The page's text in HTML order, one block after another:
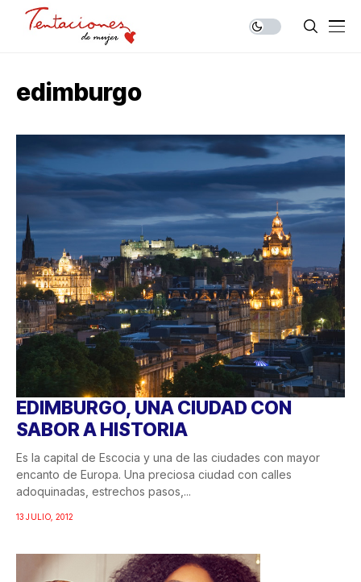
edimburgo
EDIMBURGO, UNA CIUDAD CON
SABOR A HISTORIA
Es la capital de Escocia y una de las ciudades con mayor
encanto de Europa. Una preciosa ciudad con calles
adoquinadas, estrechos pasos,...
13 JULIO, 2012